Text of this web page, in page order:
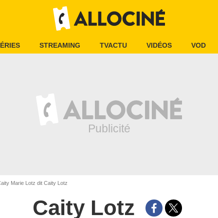
STREAMING TVACTU VIDÉOS VOD
Marie Lotz dit Caity Lotz
Caity Lotz